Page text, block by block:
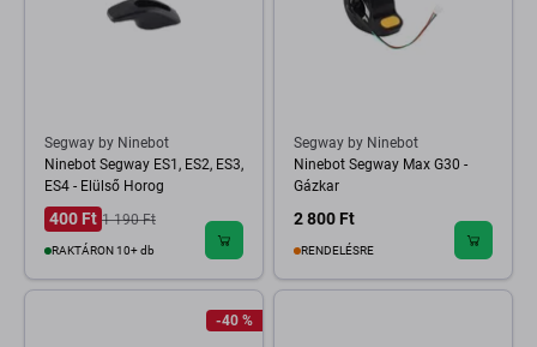
Segway by Ninebot
Ninebot Segway ES1, ES2, ES3,
ES4 - Elülső Horog
400 Ft 1 190 Ft
RAKTÁRON 10+ db
Segway by Ninebot
Ninebot Segway Max G30 -
Gázkar
2 800 Ft
RENDELÉSRE
-40 %